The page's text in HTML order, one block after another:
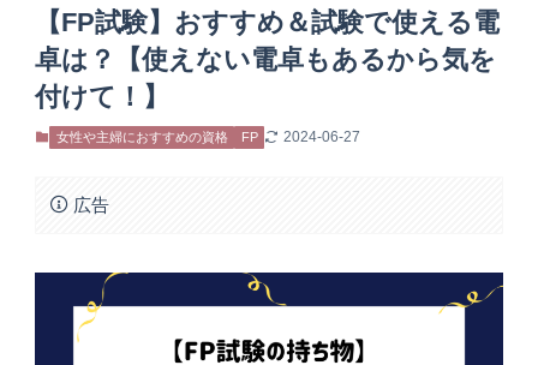
【FP試験】おすすめ＆試験で使える電
卓は？【使えない電卓もあるから気を
付けて！】
女性や主婦におすすめの資格 FP 2024-06-27
広告